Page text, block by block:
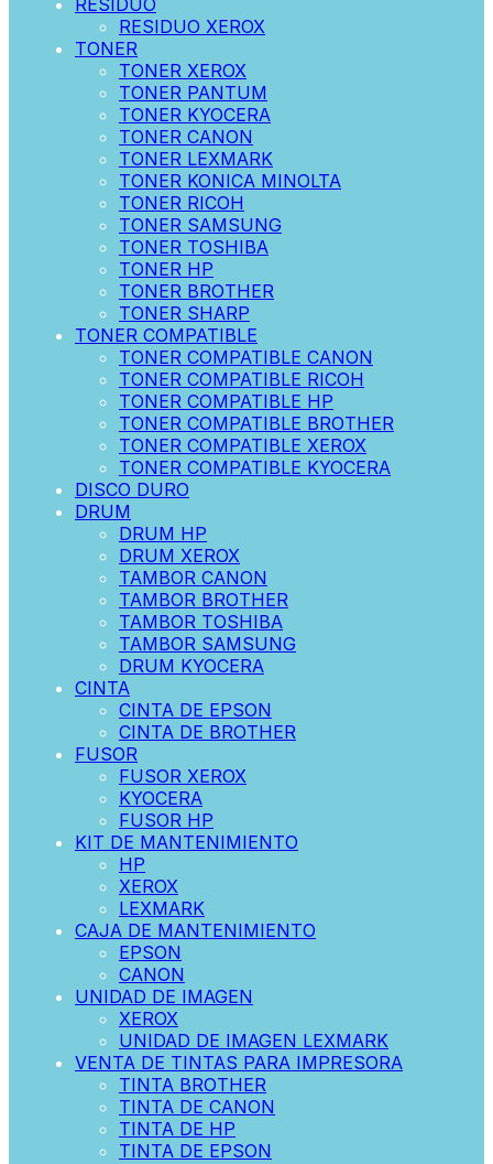
RESIDUO
RESIDUO XEROX
TONER
TONER XEROX
TONER PANTUM
TONER KYOCERA
TONER CANON
TONER LEXMARK
TONER KONICA MINOLTA
TONER RICOH
TONER SAMSUNG
TONER TOSHIBA
TONER HP
TONER BROTHER
TONER SHARP
TONER COMPATIBLE
TONER COMPATIBLE CANON
TONER COMPATIBLE RICOH
TONER COMPATIBLE HP
TONER COMPATIBLE BROTHER
TONER COMPATIBLE XEROX
TONER COMPATIBLE KYOCERA
DISCO DURO
DRUM
DRUM HP
DRUM XEROX
TAMBOR CANON
TAMBOR BROTHER
TAMBOR TOSHIBA
TAMBOR SAMSUNG
DRUM KYOCERA
CINTA
CINTA DE EPSON
CINTA DE BROTHER
FUSOR
FUSOR XEROX
KYOCERA
FUSOR HP
KIT DE MANTENIMIENTO
HP
XEROX
LEXMARK
CAJA DE MANTENIMIENTO
EPSON
CANON
UNIDAD DE IMAGEN
XEROX
UNIDAD DE IMAGEN LEXMARK
VENTA DE TINTAS PARA IMPRESORA
TINTA BROTHER
TINTA DE CANON
TINTA DE HP
TINTA DE EPSON